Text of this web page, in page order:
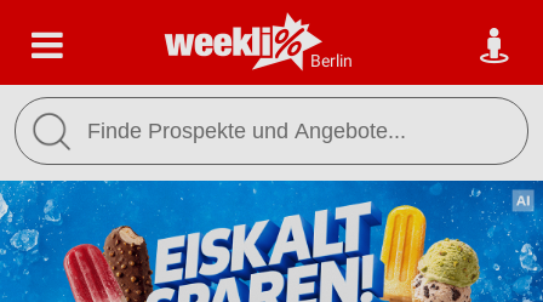
Berlin